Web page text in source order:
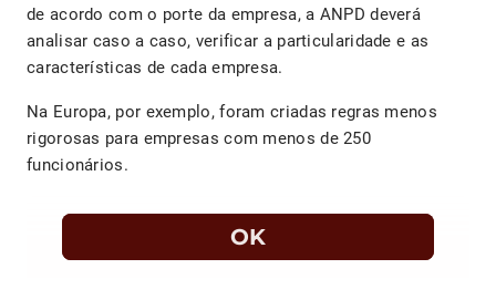
de acordo com o porte da empresa, a ANPD deverá
analisar caso a caso, verificar a particularidade e as
características de cada empresa.
Na Europa, por exemplo, foram criadas regras menos
rigorosas para empresas com menos de 250
funcionários.